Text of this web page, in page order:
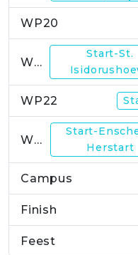
WP20
WP21
Start-St.
WP22
WP23
Start-
Herstart
Campus
Finish
Feest